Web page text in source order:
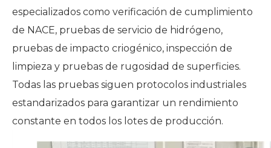
especializados como verificación de cumplimiento
de NACE, pruebas de servicio de hidrógeno,
pruebas de impacto criogénico, inspección de
limpieza y pruebas de rugosidad de superficies.
Todas las pruebas siguen protocolos industriales
estandarizados para garantizar un rendimiento
constante en todos los lotes de producción.